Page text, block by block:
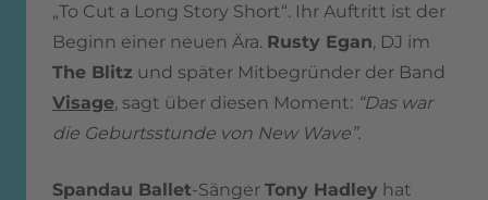
„To Cut a Long Story Short“. Ihr Auftritt ist der
Beginn einer neuen Ära. Rusty Egan, DJ im
The Blitz und später Mitbegründer der Band
Visage, sagt über diesen Moment: “Das war
die Geburtsstunde von New Wave”.
Spandau Ballet-Sänger Tony Hadley hat